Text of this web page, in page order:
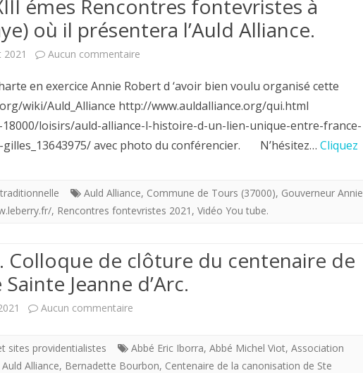
2021
(
Chapître
de
la
)
Cimetière
de
Fontevraud
émes Rencontres fontevristes à
où il présentera l’Auld Alliance.
2021 Aucun commentaire
Gilles
remontera
le
avec
le
mercredi
2021
en exercice Annie Robert d ‘avoir bien voulu organisé cette
wiki/Auld_Alliance http://www.auldalliance.org/qui.html
loisirs/auld-alliance-l-histoire-d-un-lien-unique-entre-france-
avec photo du conférencier. N’hésitez… Cliquez
Auld Alliance, Commune de Tours (37000), Gouverneur Annie
, Rencontres fontevristes 2021 , Vidéo You tube.
Colloque de clôture du centenaire de
Jeanne d’Arc.
Aucun commentaire
30
sites providentialistes Abbé Eric Iborra, Abbé Michel Viot, Association
Auld Alliance, Bernadette Bourbon, Centenaire de la canonisation de Ste